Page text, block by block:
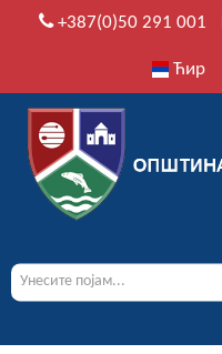
+387(0)50 291 001
Ћир